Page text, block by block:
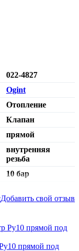
022-4827
Ogint
Отопление
Клапан
прямой
внутренняя
резьба
10 бар
прокладкой
Китай
4606034248881
Добавить свой отзыв
прямой под